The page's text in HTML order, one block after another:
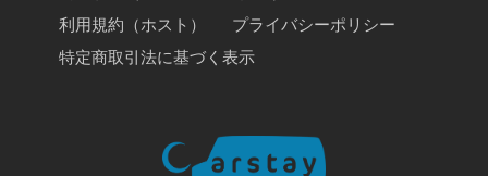
利用規約（ホスト）
プライバシーポリシー
特定商取引法に基づく表示